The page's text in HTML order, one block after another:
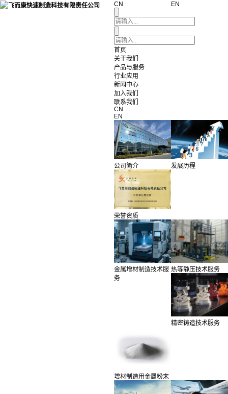
CN EN
首页
关于我们
产品与服务
行业应用
新闻中心
加入我们
联系我们
CN
EN
公司简介 发展历程
荣誉资质
金属增材制造技术服
务
热等静压技术服务
精密铸造技术服务
增材制造用金属粉末